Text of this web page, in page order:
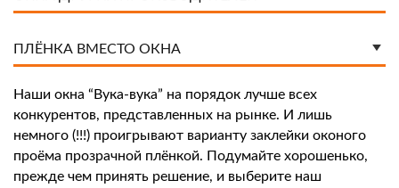
ПЛЁНКА ВМЕСТО ОКНА
Наши окна “Вука-вука” на порядок лучше всех
конкурентов, представленных на рынке. И лишь
немного (!!!) проигрывают варианту заклейки оконого
проёма прозрачной плёнкой. Подумайте хорошенько,
прежде чем принять решение, и выберите наш